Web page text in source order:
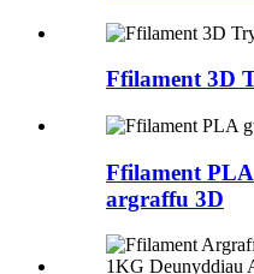
Ffilament 3D
Ffilament
argraffu 3D